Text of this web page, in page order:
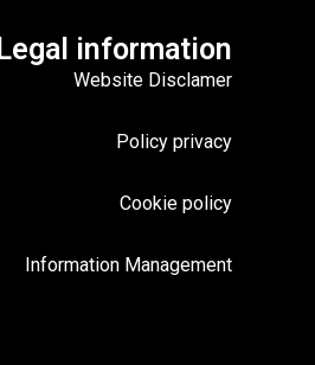
Legal information
Website Disclamer
Policy privacy
Cookie policy
Information Management